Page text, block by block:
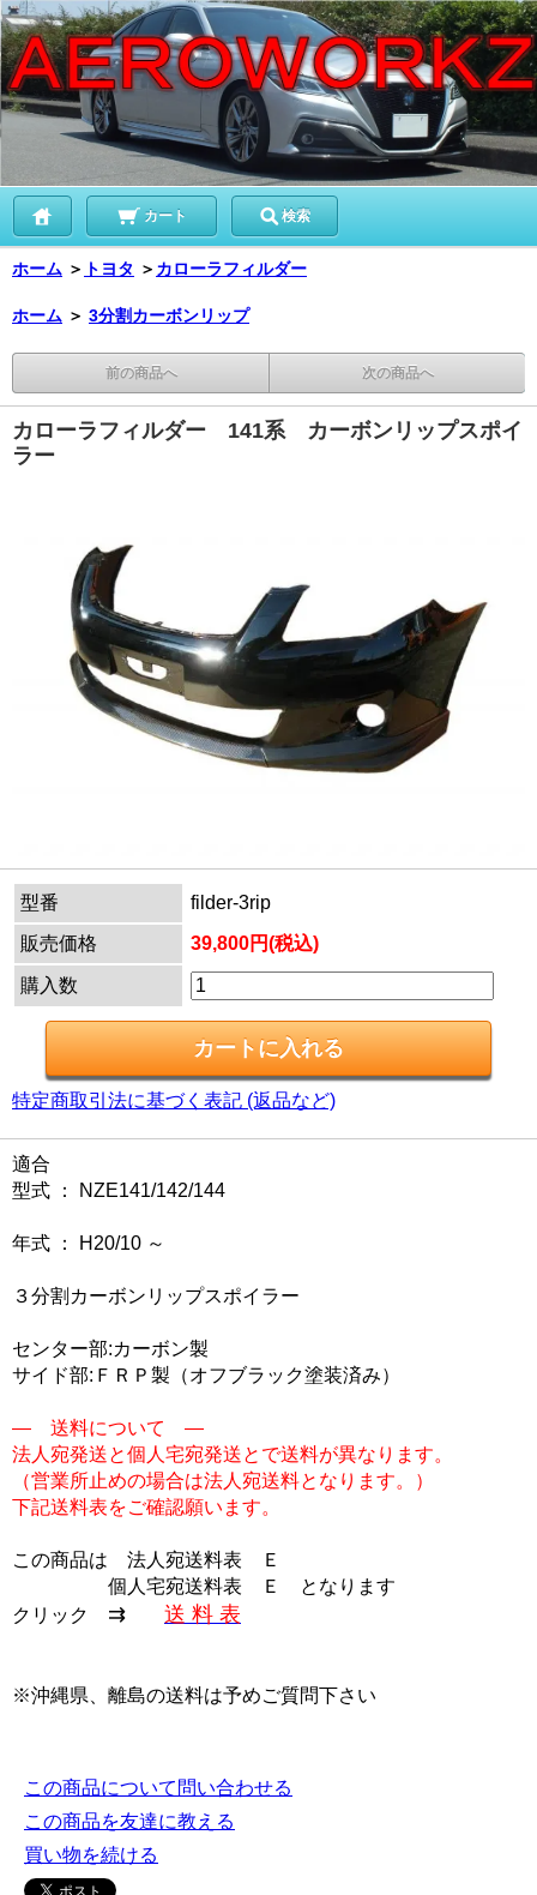
カート 検索
ホーム ＞ トヨタ ＞ カローラフィルダー
ホーム ＞ 3分割カーボンリップ
前の商品へ 次の商品へ
カローラフィルダー 141系 カーボンリップスポイ
ラー
型番
filder-3rip
販売価格
39,800円(税込)
購入数
特定商取引法に基づく表記 (返品など)
適合
型式 ： NZE141/142/144
年式 ： H20/10 ～
３分割カーボンリップスポイラー
センター部:カーボン製
サイド部:ＦＲＰ製（オフブラック塗装済み）
― 送料について ―
法人宛発送と個人宅宛発送とで送料が異なります。
（営業所止めの場合は法人宛送料となります。）
下記送料表をご確認願います。
この商品は 法人宛送料表 Ｅ
個人宅宛送料表 Ｅ
となります
クリック ⇉ 送 料 表
※沖縄県、離島の送料は予めご質問下さい
この商品について問い合わせる
この商品を友達に教える
買い物を続ける